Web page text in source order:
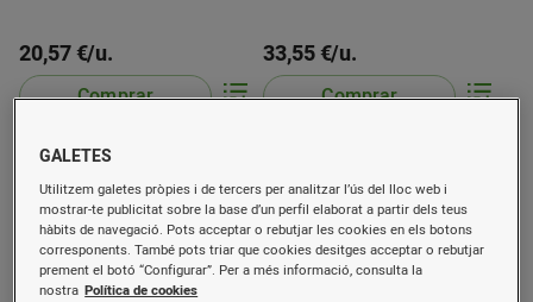
20,57 €/u.
Comprar
33,55 €/u.
Comprar
GALETES
Utilitzem galetes pròpies i de tercers per analitzar l’ús del lloc web i
mostrar-te publicitat sobre la base d’un perfil elaborat a partir dels teus
hàbits de navegació. Pots acceptar o rebutjar les cookies en els botons
corresponents. També pots triar que cookies desitges acceptar o rebutjar
prement el botó “Configurar”. Per a més informació, consulta la
nostra Política de cookies